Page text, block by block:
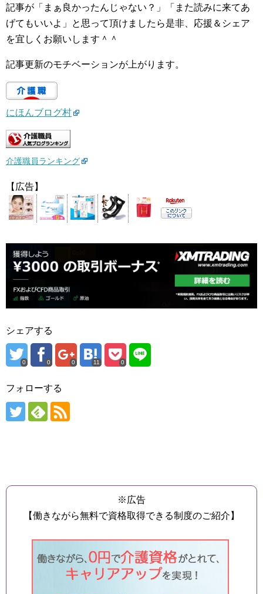
記事が「まぁ良かったんじゃない？」「また読みに来てあ
げてもいいよ」と思って頂けましたら是非、応援＆シェア
を宜しくお願いします＾＾
記事更新のモチベーションが上がります。
にほんブログ村
介護職員ランキング
【広告】
シェアする
0 0 0 11 0
フォローする
※広告
【働きながら無料で資格取得できる制度のご紹介】